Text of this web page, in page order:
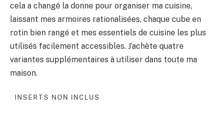
cela a changé la donne pour organiser ma cuisine,
laissant mes armoires rationalisées, chaque cube en
rotin bien rangé et mes essentiels de cuisine les plus
utilisés facilement accessibles. J’achète quatre
variantes supplémentaires à utiliser dans toute ma
maison.
INSERTS NON INCLUS